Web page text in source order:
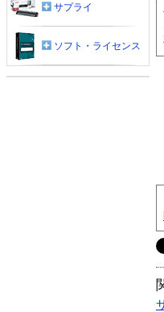
サプライ
ソフト・ライセンス